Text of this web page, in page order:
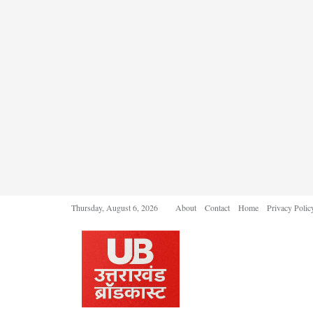
Thursday, August 6, 2026 About Contact Home Privacy